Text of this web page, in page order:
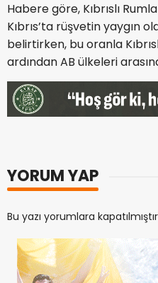
Habere göre, Kıbrıslı
Kıbrıs’ta rüşvetin yaygın
belirtirken, bu oranla
ardından AB ülkeleri
YORUM YAP
Bu yazı yorumlara